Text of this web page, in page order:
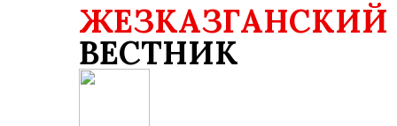
ЖЕЗКАЗГАНСКИЙ
ВЕСТНИК